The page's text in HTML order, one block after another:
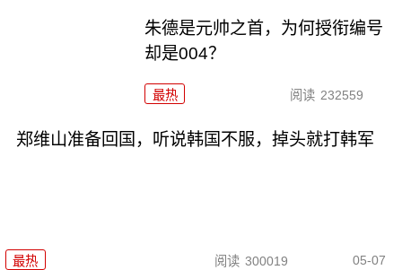
朱德是元帅之首，为何授衔编号
却是004？
最热 阅读 232559
郑维山准备回国，听说韩国不服，掉头就打韩军
最热 阅读 300019 05-07